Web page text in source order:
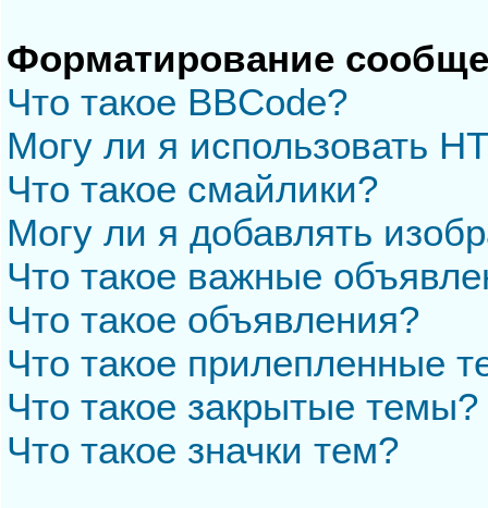
Форматирование
Что такое BBCode?
Могу ли я использовать
Что такое смайлики?
Могу ли я добавлять
Что такое важные
Что такое объявления?
Что такое прилепленные
Что такое закрытые темы?
Что такое значки тем?